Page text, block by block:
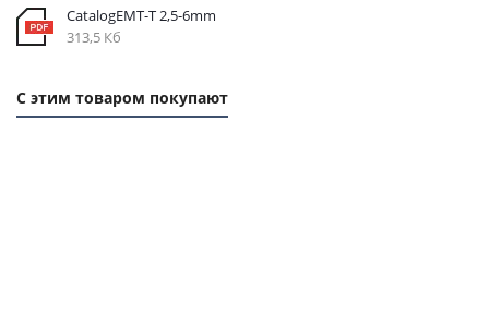
CatalogEMT-Т 2,5-6mm
313,5 Кб
С этим товаром покупают